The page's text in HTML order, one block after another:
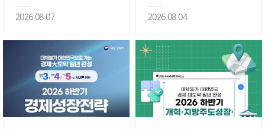
2026.08.07. 2026.08.04.